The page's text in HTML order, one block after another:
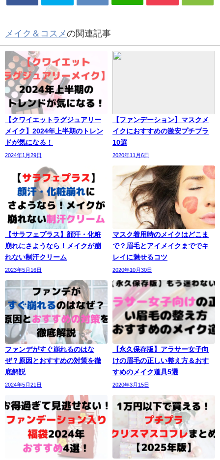
メイク＆コスメの関連記事
【クワイエットラグジュアリー
メイク】2024年上半期のトレン
ドが気になる！
2024年1月29日
【ファンデーション】マスクメ
イクにおすすめの激安プチプラ
10選
2020年11月6日
【サラフェプラス】顔汗・化粧
崩れにさようなら！メイクが崩
れない制汗クリーム
2023年5月16日
マスク着用時のメイクはどこま
で？眉毛とアイメイクまででキ
レイに魅せるコツ
2020年10月30日
ファンデがすぐ崩れるのはな
ぜ？原因とおすすめの対策を徹
底解説
2024年5月21日
【永久保存版】アラサー女子向
けの眉毛の正しい整え方＆おす
すめのメイク道具5選
2020年3月15日